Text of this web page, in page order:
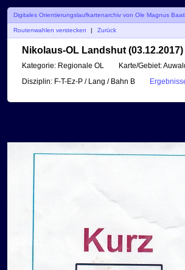
Digitales Orientierungslaufkartenarchiv von Ole Magnus
Routenwahlen verstecken Zurück
Nikolaus-OL Landshut (03.12.2017)
Kategorie: Regionale OL Karte/Gebiet:
Disziplin: F-T-Ez-P / Lang / Bahn B